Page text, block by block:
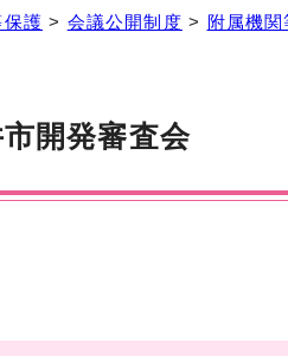
護 > 会議公開制度 > 附属機
開発審査会